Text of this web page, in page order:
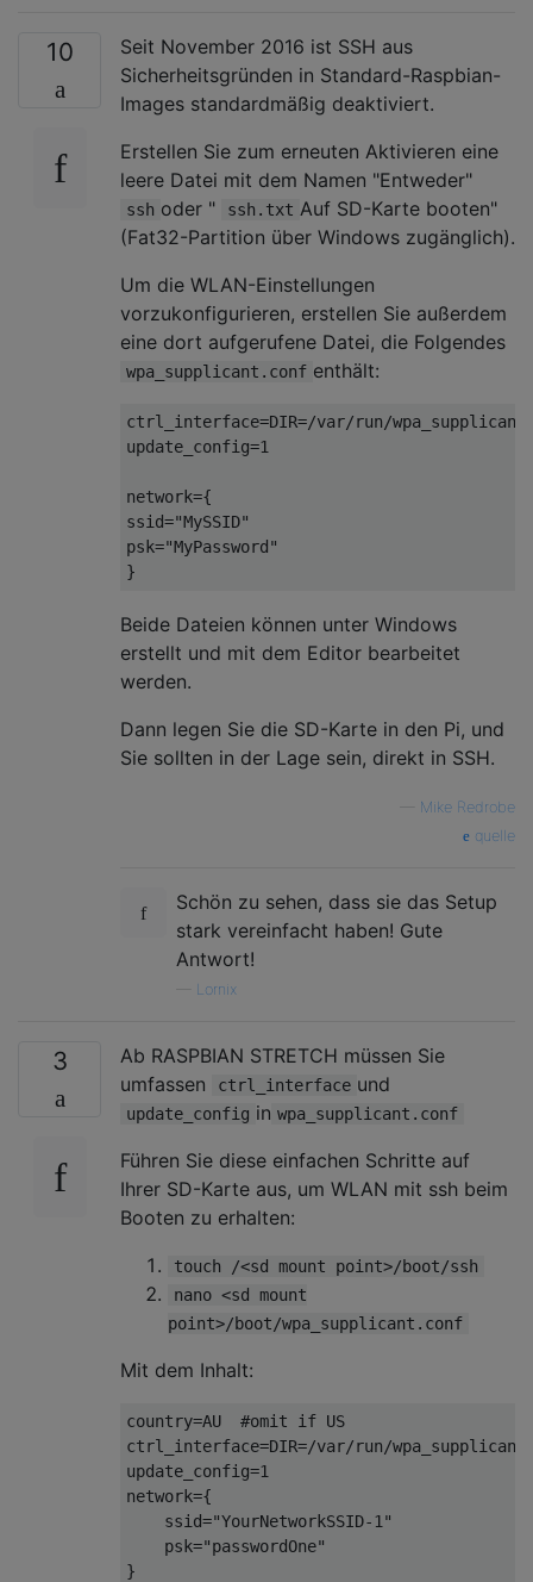
10
Seit November 2016 ist SSH aus
Sicherheitsgründen in Standard-Raspbian-
Images standardmäßig deaktiviert.
Erstellen Sie zum erneuten Aktivieren eine
leere Datei mit dem Namen "Entweder"
ssh oder " ssh.txt Auf SD-Karte booten"
(Fat32-Partition über Windows zugänglich).
Um die WLAN-Einstellungen
vorzukonfigurieren, erstellen Sie außerdem
eine dort aufgerufene Datei, die Folgendes
wpa_supplicant.conf enthält:
ctrl_interface=DIR=/var/run/wpa_supplicant
update_config=1
network={
ssid="MySSID"
psk="MyPassword"
Beide Dateien können unter Windows
erstellt und mit dem Editor bearbeitet
werden.
Dann legen Sie die SD-Karte in den Pi, und
Sie sollten in der Lage sein, direkt in SSH.
Mike Redrobe
quelle
Schön zu sehen, dass sie das Setup
stark vereinfacht haben! Gute
Antwort!
Lornix
3
Ab RASPBIAN STRETCH müssen Sie
umfassen
ctrl_interface und
update_config in wpa_supplicant.conf
Führen Sie diese einfachen Schritte auf
Ihrer SD-Karte aus, um WLAN mit ssh beim
Booten zu erhalten:
touch /<sd mount point>/boot/ssh
nano <sd mount
point>/boot/wpa_supplicant.conf
Mit dem Inhalt:
country=AU  #omit if US
ctrl_interface=DIR=/var/run/wpa_supplicant
update_config=1
network={
    ssid="YourNetworkSSID-1"
    psk="passwordOne"